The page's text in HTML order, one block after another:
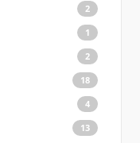
2
1
2
18
4
13